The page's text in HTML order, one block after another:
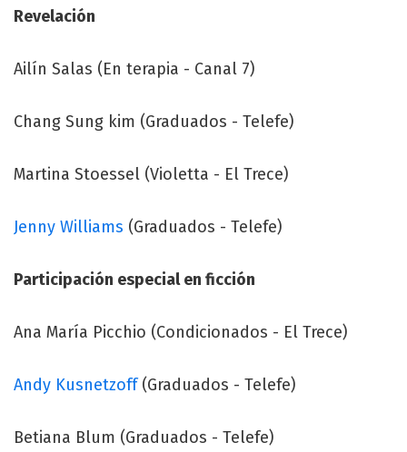
Revelación
Ailín Salas (En terapia - Canal 7)
Chang Sung kim (Graduados - Telefe)
Martina Stoessel (Violetta - El Trece)
Jenny Williams (Graduados - Telefe)
Participación especial en ficción
Ana María Picchio (Condicionados - El Trece)
Andy Kusnetzoff(Graduados - Telefe)
Betiana Blum (Graduados - Telefe)